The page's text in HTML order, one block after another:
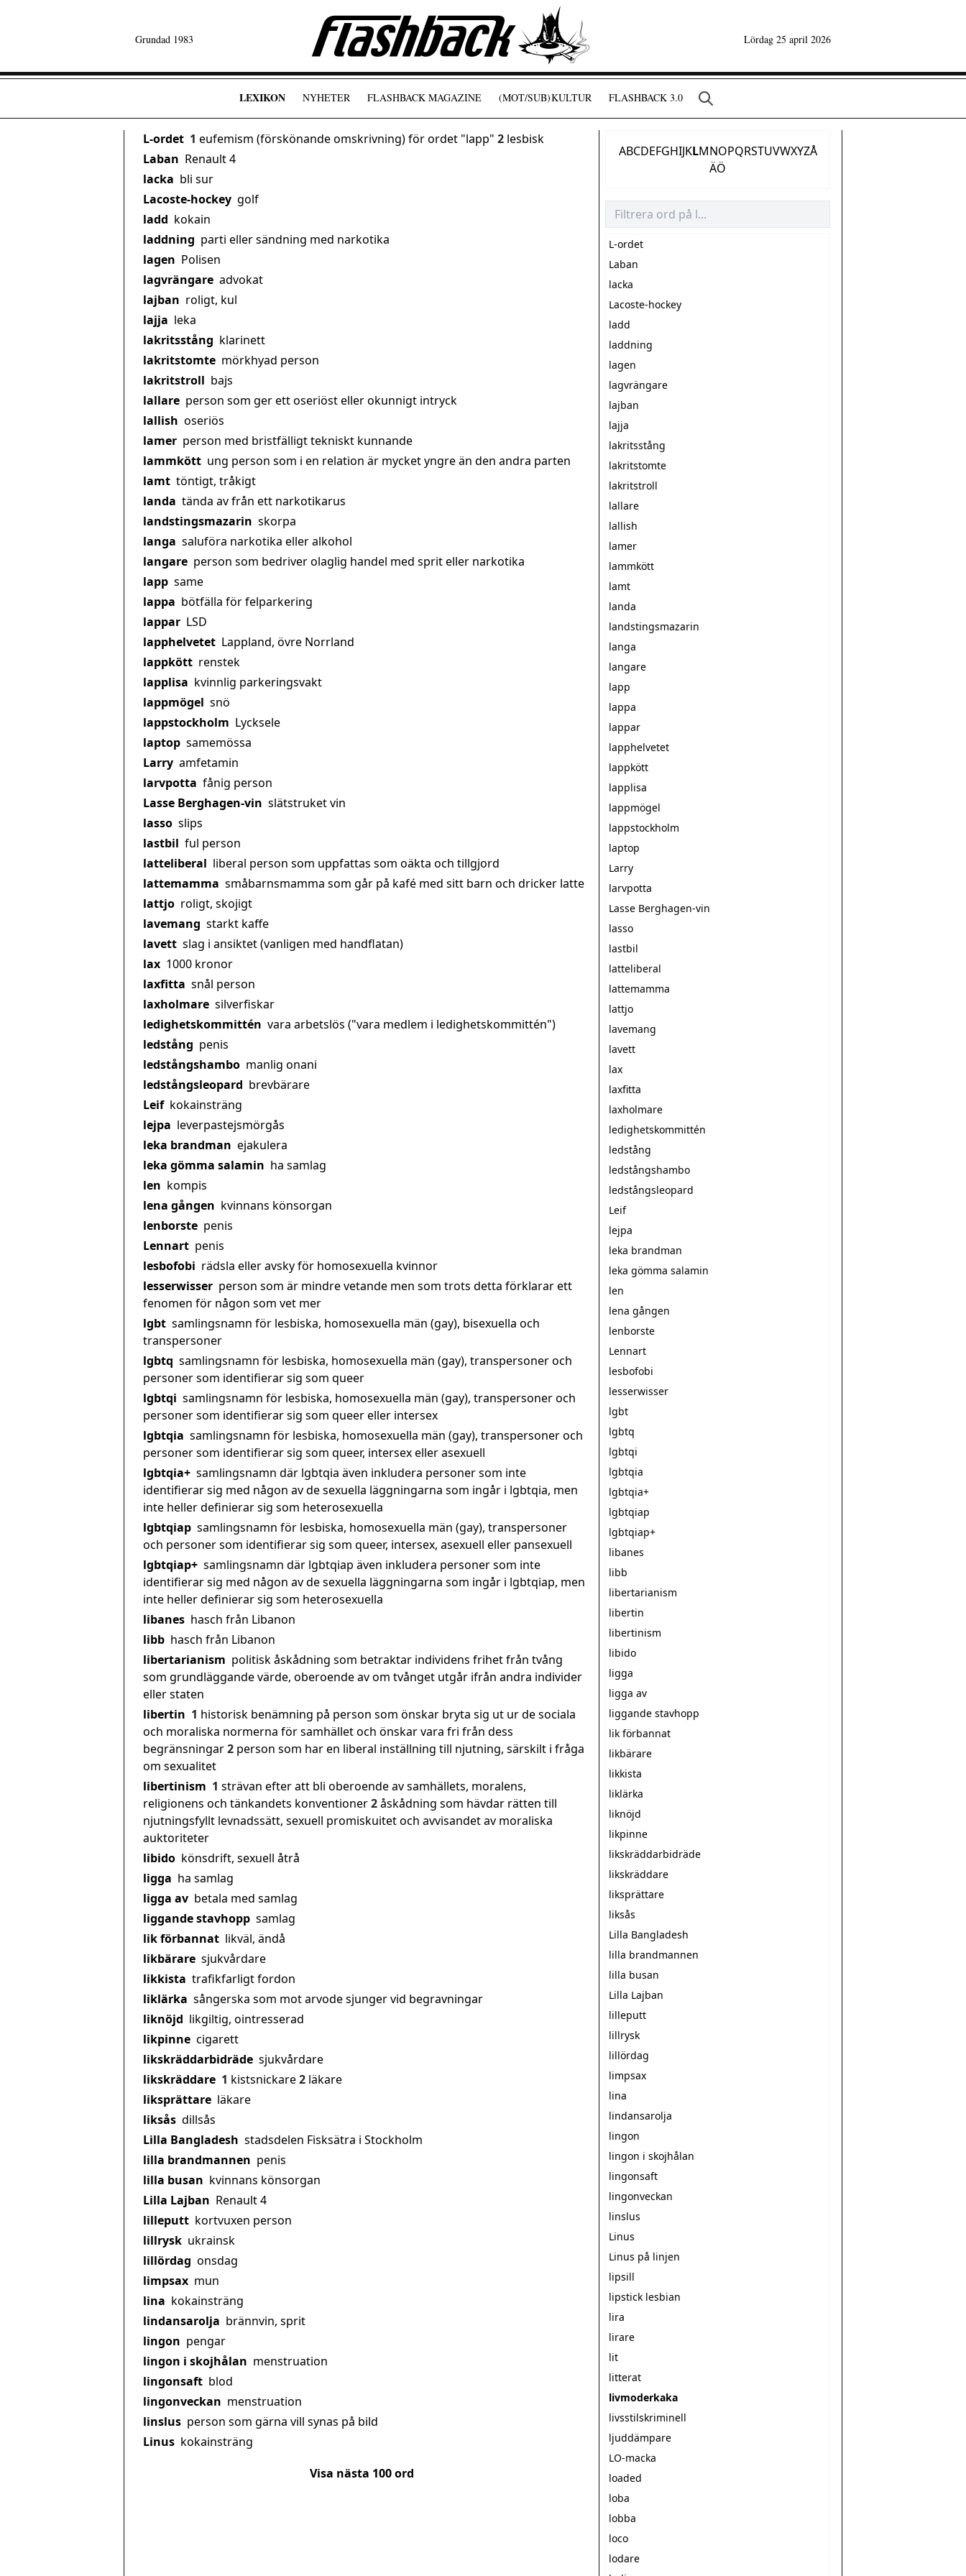
Grundad 1983 Lördag 25 april 2026
LEXIKON NYHETER FLASHBACK MAGAZINE (MOT/SUB)KULTUR FLASHBACK 3.0
L-ordet 1 eufemism (förskönande omskrivning) för ordet "lapp" 2 lesbisk
Laban Renault 4
lacka bli sur
Lacoste-hockey golf
ladd kokain
laddning parti eller sändning med narkotika
lagen Polisen
lagvrängare advokat
lajban roligt, kul
lajja leka
lakritsstång klarinett
lakritstomte mörkhyad person
lakritstroll bajs
lallare person som ger ett oseriöst eller okunnigt intryck
lallish oseriös
lamer person med bristfälligt tekniskt kunnande
lammkött ung person som i en relation är mycket yngre än den andra parten
lamt töntigt, tråkigt
landa tända av från ett narkotikarus
landstingsmazarin skorpa
langa saluföra narkotika eller alkohol
langare person som bedriver olaglig handel med sprit eller narkotika
lapp same
lappa bötfälla för felparkering
lappar LSD
lapphelvetet Lappland, övre Norrland
lappkött renstek
lapplisa kvinnlig parkeringsvakt
lappmögel snö
lappstockholm Lycksele
laptop samemössa
Larry amfetamin
larvpotta fånig person
Lasse Berghagen-vin slätstruket vin
lasso slips
lastbil ful person
latteliberal liberal person som uppfattas som oäkta och tillgjord
lattemamma småbarnsmamma som går på kafé med sitt barn och dricker latte
lattjo roligt, skojigt
lavemang starkt kaffe
lavett slag i ansiktet (vanligen med handflatan)
lax 1000 kronor
laxfitta snål person
laxholmare silverfiskar
ledighetskommittén vara arbetslös ("vara medlem i ledighetskommittén")
ledstång penis
ledstångshambo manlig onani
ledstångsleopard brevbärare
Leif kokainsträng
lejpa leverpastejsmörgås
leka brandman ejakulera
leka gömma salamin ha samlag
len kompis
lena gången kvinnans könsorgan
lenborste penis
Lennart penis
lesbofobi rädsla eller avsky för homosexuella kvinnor
lesserwisser person som är mindre vetande men som trots detta förklarar ett
fenomen för någon som vet mer
lgbt samlingsnamn för lesbiska, homosexuella män (gay), bisexuella och
transpersoner
lgbtq samlingsnamn för lesbiska, homosexuella män (gay), transpersoner och
personer som identifierar sig som queer
lgbtqi samlingsnamn för lesbiska, homosexuella män (gay), transpersoner och
personer som identifierar sig som queer eller intersex
lgbtqia samlingsnamn för lesbiska, homosexuella män (gay), transpersoner och
personer som identifierar sig som queer, intersex eller asexuell
lgbtqia+ samlingsnamn där lgbtqia även inkludera personer som inte
identifierar sig med någon av de sexuella läggningarna som ingår i lgbtqia, men
inte heller definierar sig som heterosexuella
lgbtqiap samlingsnamn för lesbiska, homosexuella män (gay), transpersoner
och personer som identifierar sig som queer, intersex, asexuell eller pansexuell
lgbtqiap+ samlingsnamn där lgbtqiap även inkludera personer som inte
identifierar sig med någon av de sexuella läggningarna som ingår i lgbtqiap, men
inte heller definierar sig som heterosexuella
libanes hasch från Libanon
libb hasch från Libanon
libertarianism politisk åskådning som betraktar individens frihet från tvång
som grundläggande värde, oberoende av om tvånget utgår ifrån andra individer
eller staten
libertin 1 historisk benämning på person som önskar bryta sig ut ur de sociala
och moraliska normerna för samhället och önskar vara fri från dess
begränsningar2 person som har en liberal inställning till njutning, särskilt i fråga
om sexualitet
libertinism 1 strävan efter att bli oberoende av samhällets, moralens,
religionens och tänkandets konventioner2åskådning som hävdar rätten till
njutningsfyllt levnadssätt, sexuell promiskuitet och avvisandet av moraliska
auktoriteter
libido könsdrift, sexuell åtrå
ligga ha samlag
ligga av betala med samlag
liggande stavhopp samlag
lik förbannat likväl, ändå
likbärare sjukvårdare
likkista trafikfarligt fordon
liklärka sångerska som mot arvode sjunger vid begravningar
liknöjd likgiltig, ointresserad
likpinne cigarett
likskräddarbidräde sjukvårdare
likskräddare 1 kistsnickare2 läkare
liksprättare läkare
liksås dillsås
Lilla Bangladesh stadsdelen Fisksätra i Stockholm
lilla brandmannen penis
lilla busan kvinnans könsorgan
Lilla Lajban Renault 4
lilleputt kortvuxen person
lillrysk ukrainsk
lillördag onsdag
limpsax mun
lina kokainsträng
lindansarolja brännvin, sprit
lingon pengar
lingon i skojhålan menstruation
lingonsaft blod
lingonveckan menstruation
linslus person som gärna vill synas på bild
Linus kokainsträng
Visa nästa 100ord
ABCDEFGHIJKLMNOPQRSTUVWXYZÅ
ÄÖ
L-ordet
Laban
lacka
Lacoste-hockey
ladd
laddning
lagen
lagvrängare
lajban
lajja
lakritsstång
lakritstomte
lakritstroll
lallare
lallish
lamer
lammkött
lamt
landa
landstingsmazarin
langa
langare
lapp
lappa
lappar
lapphelvetet
lappkött
lapplisa
lappmögel
lappstockholm
laptop
Larry
larvpotta
Lasse Berghagen-vin
lasso
lastbil
latteliberal
lattemamma
lattjo
lavemang
lavett
lax
laxfitta
laxholmare
ledighetskommittén
ledstång
ledstångshambo
ledstångsleopard
Leif
lejpa
leka brandman
leka gömma salamin
len
lena gången
lenborste
Lennart
lesbofobi
lesserwisser
lgbt
lgbtq
lgbtqi
lgbtqia
lgbtqia+
lgbtqiap
lgbtqiap+
libanes
libb
libertarianism
libertin
libertinism
libido
ligga
ligga av
liggande stavhopp
lik förbannat
likbärare
likkista
liklärka
liknöjd
likpinne
likskräddarbidräde
likskräddare
liksprättare
liksås
Lilla Bangladesh
lilla brandmannen
lilla busan
Lilla Lajban
lilleputt
lillrysk
lillördag
limpsax
lina
lindansarolja
lingon
lingon i skojhålan
lingonsaft
lingonveckan
linslus
Linus
Linus på linjen
lipsill
lipstick lesbian
lira
lirare
lit
litterat
livmoderkaka
livsstilskriminell
ljuddämpare
LO-macka
loaded
loba
lobba
loco
lodare